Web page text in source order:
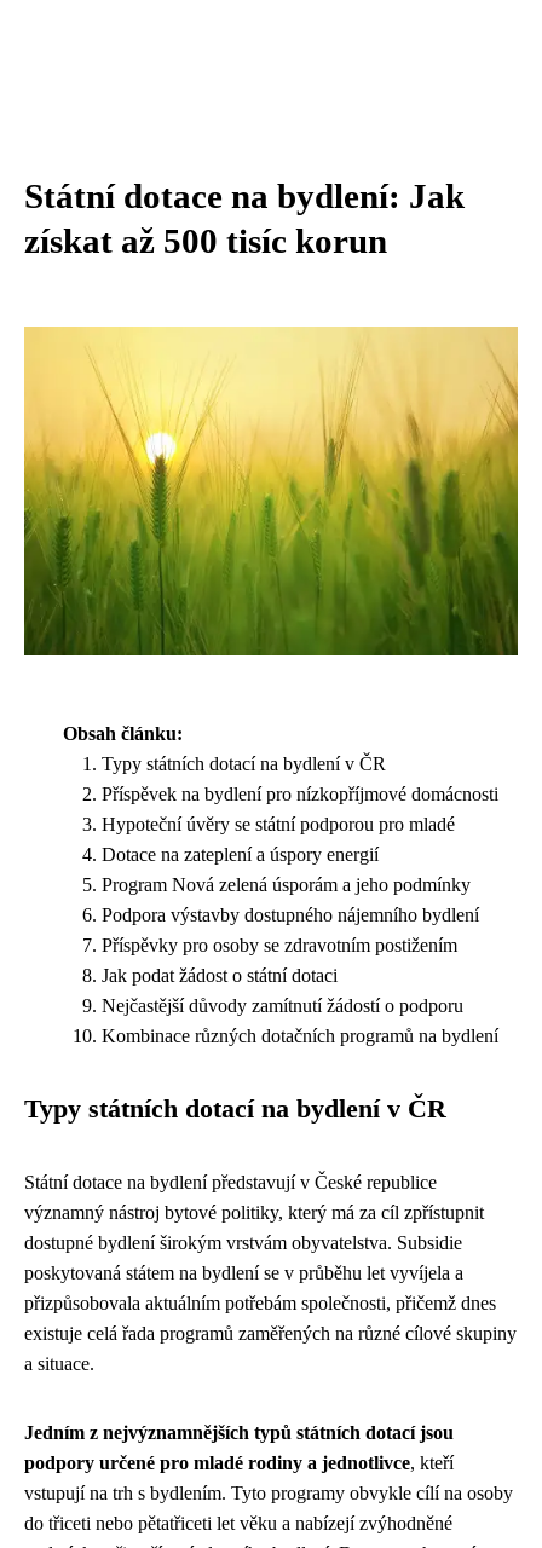
Státní dotace na bydlení: Jak
získat až 500 tisíc korun
Obsah článku:
Typy státních dotací na bydlení v ČR
Příspěvek na bydlení pro nízkopříjmové domácnosti
Hypoteční úvěry se státní podporou pro mladé
Dotace na zateplení a úspory energií
Program Nová zelená úsporám a jeho podmínky
Podpora výstavby dostupného nájemního bydlení
Příspěvky pro osoby se zdravotním postižením
Jak podat žádost o státní dotaci
Nejčastější důvody zamítnutí žádostí o podporu
Kombinace různých dotačních programů na bydlení
Typy státních dotací na bydlení v ČR
Státní dotace na bydlení představují v České republice
významný nástroj bytové politiky, který má za cíl zpřístupnit
dostupné bydlení širokým vrstvám obyvatelstva. Subsidie
poskytovaná státem na bydlení se v průběhu let vyvíjela a
přizpůsobovala aktuálním potřebám společnosti, přičemž dnes
existuje celá řada programů zaměřených na různé cílové skupiny
a situace.
Jedním z nejvýznamnějších typů státních dotací jsou
podpory určené pro mladé rodiny a jednotlivce, kteří
vstupují na trh s bydlením. Tyto programy obvykle cílí na osoby
do třiceti nebo pětatřiceti let věku a nabízejí zvýhodněné